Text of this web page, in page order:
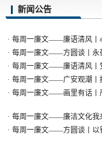
新闻公告
· 每周一廉文——廉语清风丨
· 每周一廉文——方圆谈丨永
· 每周一廉文——廉语清风丨
· 每周一廉文——广安观潮丨
· 每周一廉文——画里有话丨
· 每周一廉文——廉洁文化我
· 每周一廉文——方圆谈丨以